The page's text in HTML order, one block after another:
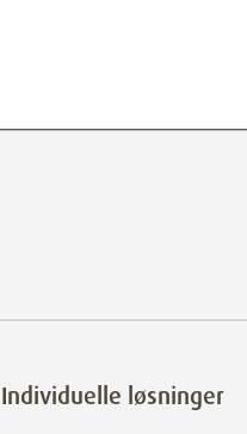
Individuelle løsninger